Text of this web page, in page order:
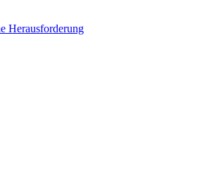
Herausforderung